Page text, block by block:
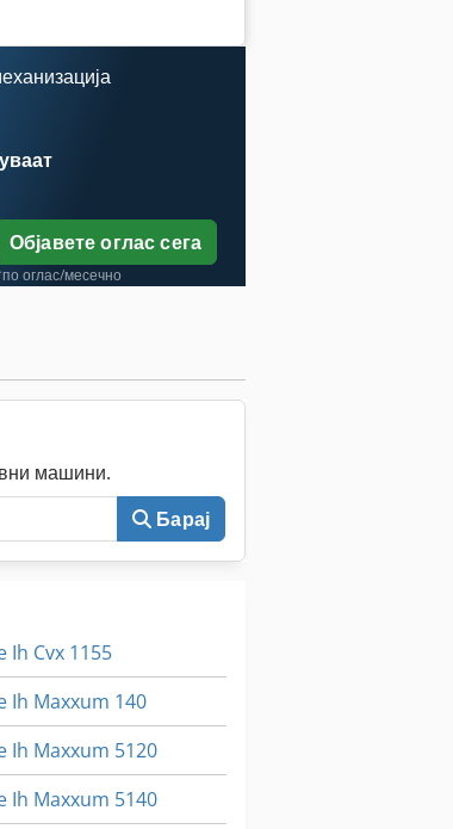
Објавете оглас сега
оглас/месечно
машини.
Барај
Ih Cvx 1155
Ih Maxxum 140
Ih Maxxum 5120
Ih Maxxum 5140